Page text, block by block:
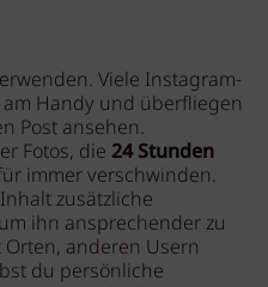
Viele Instagram-
Handy und überfliegen
Post ansehen.
Fotos, die 24 Stunden
immer verschwinden.
zusätzliche
ihn ansprechender zu
anderen Usern
du persönliche